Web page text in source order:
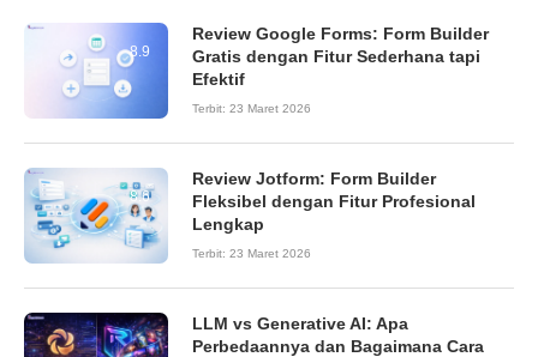
8.9
Review Google Forms: Form Builder
Gratis dengan Fitur Sederhana tapi
Efektif
Terbit: 23 Maret 2026
8.6
Review Jotform: Form Builder
Fleksibel dengan Fitur Profesional
Lengkap
Terbit: 23 Maret 2026
LLM vs Generative AI: Apa
Perbedaannya dan Bagaimana Cara